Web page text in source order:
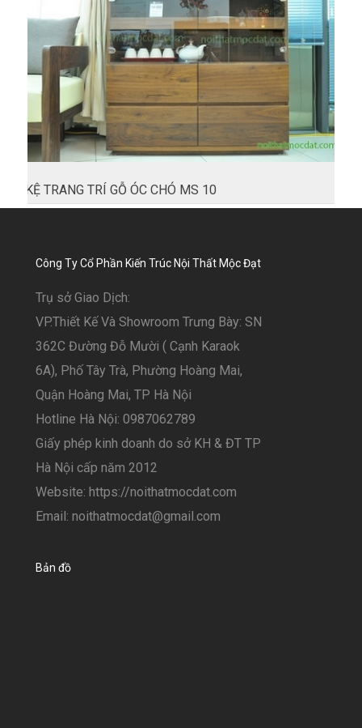
KỆ TRANG TRÍ GỖ ÓC CHÓ MS 10
Công Ty Cổ Phần Kiến Trúc Nội Thất Mộc Đạt
Trụ sở Giao Dịch:
VP.Thiết Kế Và Showroom Trưng Bày: SN
362C Đường Đỗ Mười ( Cạnh Karaok
6A), Phố Tây Trà, Phường Hoàng Mai,
Quận Hoàng Mai, TP Hà Nội
Hotline Hà Nội: 0987062789
Giấy phép kinh doanh do sở KH & ĐT TP
Hà Nội cấp năm 2012
Website: https://noithatmocdat.com
Email: noithatmocdat@gmail.com
Bản đồ